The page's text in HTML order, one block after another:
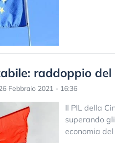
raddoppio
Febbraio 2021 - 16:36
Il PIL della
superando
economia